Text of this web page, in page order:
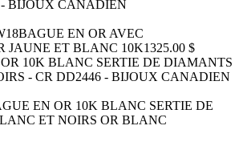
BAGUE EN OR AVEC
JAUNE ET BLANC 10K1325.00 $
EN OR 10K BLANC SERTIE DE
ET NOIRS OR BLANC